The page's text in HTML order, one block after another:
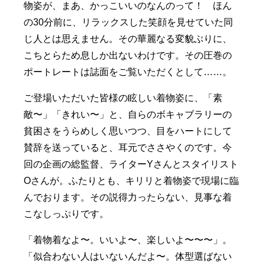
物姿が、まあ、かっこいいのなんのって！ ほん
の30分前に、リラックスした笑顔を見せていた同
じ人とは思えません。その華麗なる変貌ぶりに、
こちとらため息しか出ないわけです。その圧巻の
ポートレートは誌面をご覧いただくとして……。
ご登場いただいた皆様の眩しい着物姿に、「素
敵〜」「きれい〜」と、自らのボキャブラリーの
貧困さをうらめしく思いつつ、目をハートにして
賛辞を送っていると、耳元でささやくのです。今
回の企画の総監督、ライターYさんとスタイリスト
Oさんが。ふたりとも、キリリと着物姿で現場に臨
んでおります。その説得力ったらない、見事な着
こなしっぷりです。
「着物着なよ〜。いいよ〜、楽しいよ〜〜〜」。
「似合わない人はいないんだよ〜。体型選ばない